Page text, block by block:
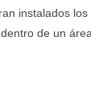
instalados los
de un